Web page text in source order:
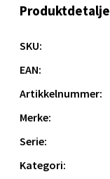
Lokket er utstyrt
medfølgende
drikke for en
følgesvenn for
SKU:
EAN:
Artikkelnummer:
Merke:
Serie:
Kategori:
Orkanger